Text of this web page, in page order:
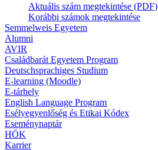
Aktuális szám megtekintése (PDF)
Korábbi számok megtekintése
Semmelweis Egyetem
Alumni
AVIR
Családbarát Egyetem Program
Deutschsprachiges Studium
E-learning (Moodle)
E-tárhely
English Language Program
Esélyegyenlőség és Etikai Kódex
Eseménynaptár
HÖK
Karrier